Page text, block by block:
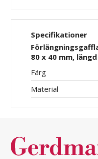
Specifikationer
80 x 40 mm,
Färg
Material